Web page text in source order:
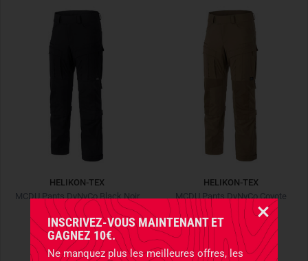
INSCRIVEZ-VOUS MAINTENANT ET
GAGNEZ 10€.
Ne manquez plus les meilleures offres, les
HELIKON-TEX
MCDU Pants DyNyCo Black Noir
119,90 €
HELIKON-TEX
MCDU Pants DyNyCo Coyote
119,90 €